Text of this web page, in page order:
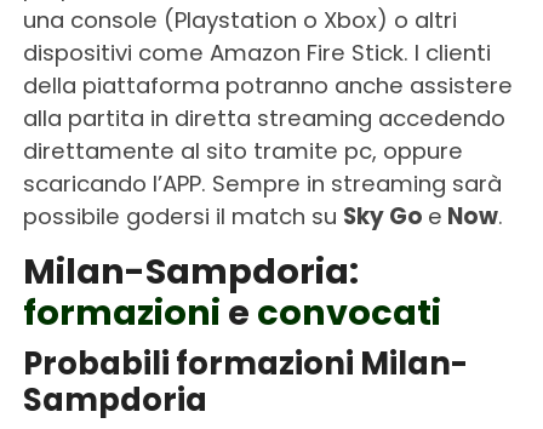
una console (Playstation o Xbox) o altri
dispositivi come Amazon Fire Stick. I clienti
della piattaforma potranno anche assistere
alla partita in diretta streaming accedendo
direttamente al sito tramite pc, oppure
scaricando l’APP. Sempre in streaming sarà
possibile godersi il match su Sky Go e Now.
Milan-Sampdoria:
formazioni e convocati
Probabili formazioni Milan-
Sampdoria